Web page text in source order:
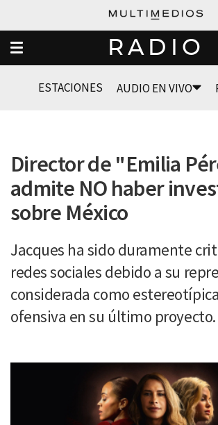
RADIO
ESTACIONES AUDIO EN VIVO
Director de "Emilia
admite NO haber
sobre México
Jacques ha sido duramente
redes sociales debido a su
considerada como
ofensiva en su último proyecto.